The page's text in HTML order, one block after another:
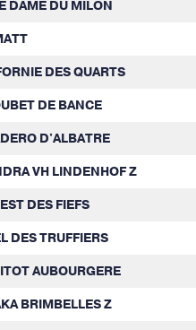
DAME DU MILON
DES QUARTS
DE BANCE
D'ALBATRE
VH LINDENHOF Z
DES FIEFS
DES TRUFFIERS
AUBOURGERE
BRIMBELLES Z